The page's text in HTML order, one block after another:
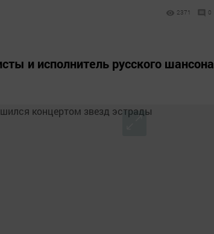
2371 0
и исполнитель русского шансона